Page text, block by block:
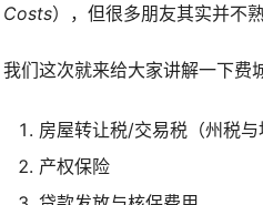
Costs），但很多朋友其实并不
我们这次就来给大家讲解一下费
房屋转让税/交易税（州税与
产权保险